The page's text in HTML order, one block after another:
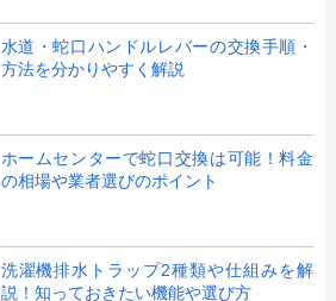
水道・蛇口ハンドルレバーの交換手順・
方法を分かりやすく解説
ホームセンターで蛇口交換は可能！料金
の相場や業者選びのポイント
洗濯機排水トラップ2種類や仕組みを解
説！知っておきたい機能や選び方